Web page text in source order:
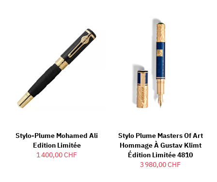
Stylo-Plume Mohamed Ali
Edition Limitée
1 400,00 CHF
Stylo Plume Masters Of Art
Hommage À Gustav Klimt
Édition Limitée 4810
3 980,00 CHF